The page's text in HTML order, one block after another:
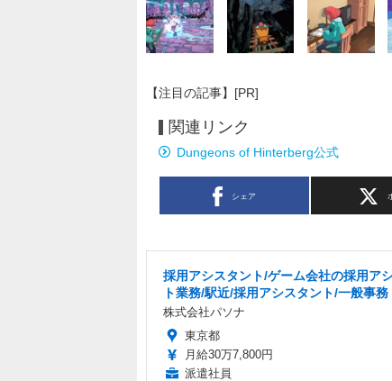
【注目の記事】[PR]
関連リンク
Dungeons of Hinterberg公式
シェア
採用アシスタント/ゲーム会社の採用ア
ト業務/駅近/採用アシスタント/一般事務
株式会社パソナ
東京都
月給30万7,800円
派遣社員